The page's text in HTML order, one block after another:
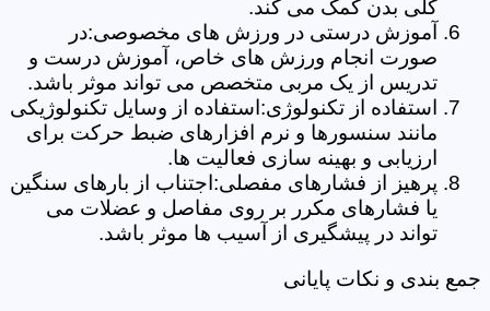
کلی بدن کمک می کند.
آموزش درستی در ورزش های مخصوصی:در
صورت انجام ورزش های خاص، آموزش درست و
تدریس از یک مربی متخصص می تواند موثر باشد.
استفاده از تکنولوژی:استفاده از وسایل تکنولوژیکی
مانند سنسورها و نرم افزارهای ضبط حرکت برای
ارزیابی و بهینه سازی فعالیت ها.
پرهیز از فشارهای مفصلی:اجتناب از بارهای سنگین
یا فشارهای مکرر بر روی مفاصل و عضلات می
تواند در پیشگیری از آسیب ها موثر باشد.
جمع بندی و نکات پایانی